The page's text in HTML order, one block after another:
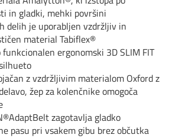
in gladki, mehki površini
delih je uporabljen vzdržljiv in
material Tabiflex®
ergonomski 3D SLIM FIT
z vzdržljivim materialom Oxford z
žep za kolenčnike omogoča
zagotavlja gladko
pasu pri vsakem gibu brez občutka